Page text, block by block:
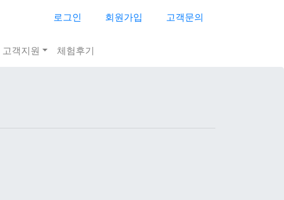
로그인 회원가입 고객문의
고객지원 체험후기